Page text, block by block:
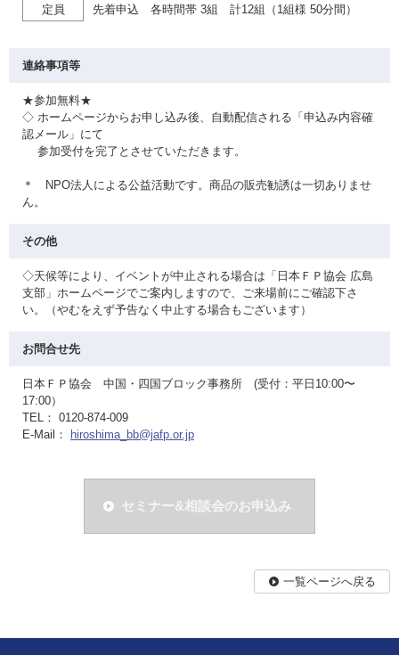
定員 先着申込 各時間帯 3組 計12組（1組様 50分間）
連絡事項等
★参加無料★
◇ ホームページからお申し込み後、自動配信される「申込み内容確
認メール」にて
参加受付を完了とさせていただきます。
＊ NPO法人による公益活動です。商品の販売勧誘は一切ありませ
ん。
その他
◇天候等により、イベントが中止される場合は「日本ＦＰ協会 広島
支部」ホームページでご案内しますので、ご来場前にご確認下さ
い。（やむをえず予告なく中止する場合もございます）
お問合せ先
日本ＦＰ協会 中国・四国ブロック事務所 (受付：平日10:00〜
17:00）
TEL： 0120-874-009
E-Mail：
hiroshima_bb@jafp.or.jp
セミナー&相談会のお申込み
一覧ページへ戻る